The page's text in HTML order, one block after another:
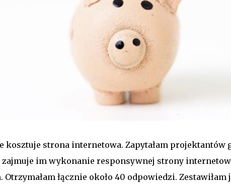
kosztuje strona internetowa. Zapytałam projektantów
zajmuje im wykonanie responsywnej strony
łącznie około 40 odpowiedzi. Zestawiłam